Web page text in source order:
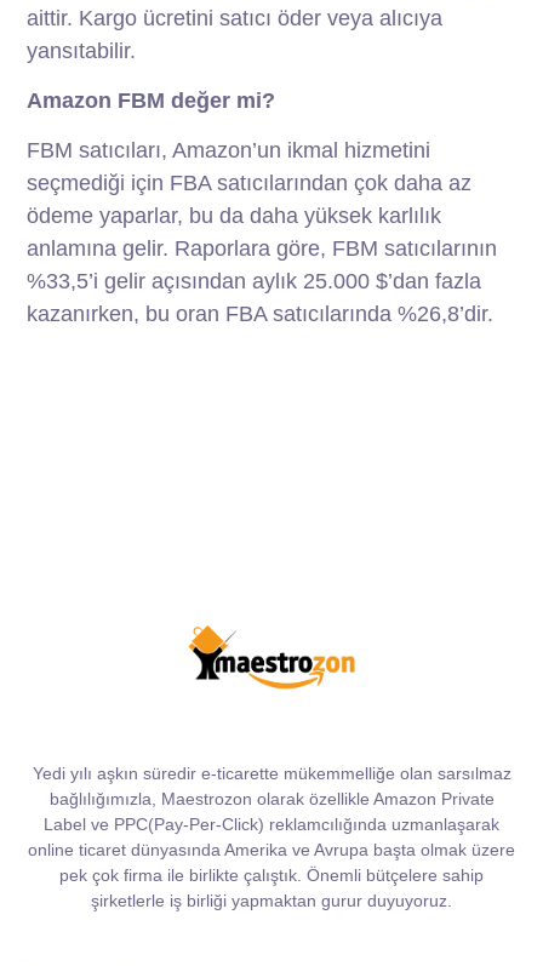
aittir. Kargo ücretini satıcı öder veya alıcıya
yansıtabilir.
Amazon FBM değer mi?
FBM satıcıları, Amazon’un ikmal hizmetini
seçmediği için FBA satıcılarından çok daha az
ödeme yaparlar, bu da daha yüksek karlılık
anlamına gelir. Raporlara göre, FBM satıcılarının
%33,5’i gelir açısından aylık 25.000 $’dan fazla
kazanırken, bu oran FBA satıcılarında %26,8’dir.
Yedi yılı aşkın süredir e-ticarette mükemmelliğe olan sarsılmaz
bağlılığımızla, Maestrozon olarak özellikle Amazon Private
Label ve PPC(Pay-Per-Click) reklamcılığında uzmanlaşarak
online ticaret dünyasında Amerika ve Avrupa başta olmak üzere
pek çok firma ile birlikte çalıştık. Önemli bütçelere sahip
şirketlerle iş birliği yapmaktan gurur duyuyoruz.